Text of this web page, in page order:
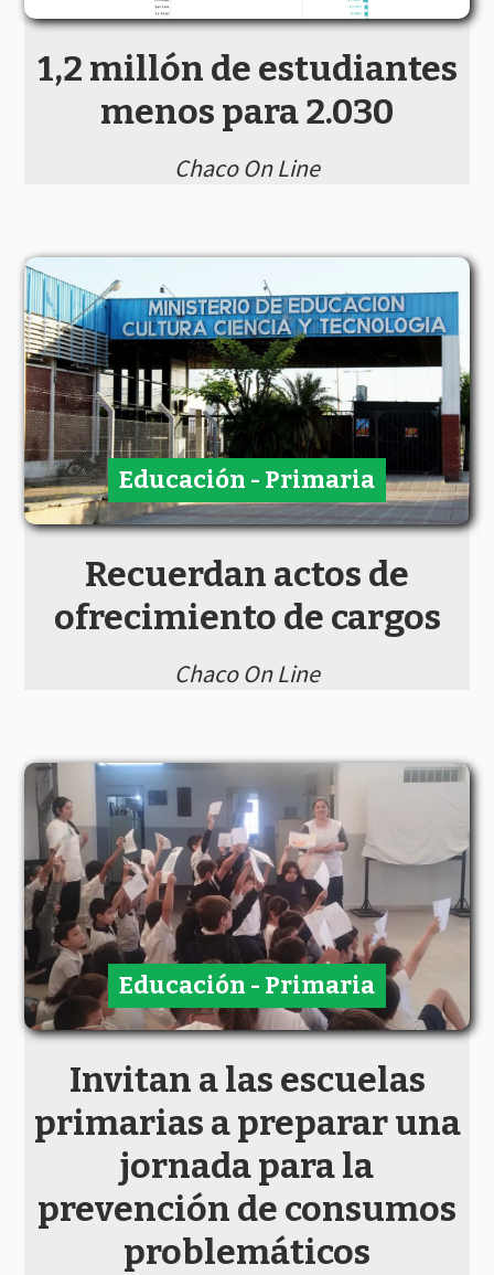
1,2 millón de estudiantes
menos para 2.030
Chaco On Line
Recuerdan actos de
ofrecimiento de cargos
Chaco On Line
Educación - Primaria
Invitan a las escuelas
primarias a preparar una
jornada para la
prevención de consumos
problemáticos
Educación - Primaria